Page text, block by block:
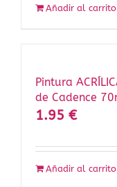
Añadir al carrito
Pintura
de Cadence
1.95 €
Añadir al carrito